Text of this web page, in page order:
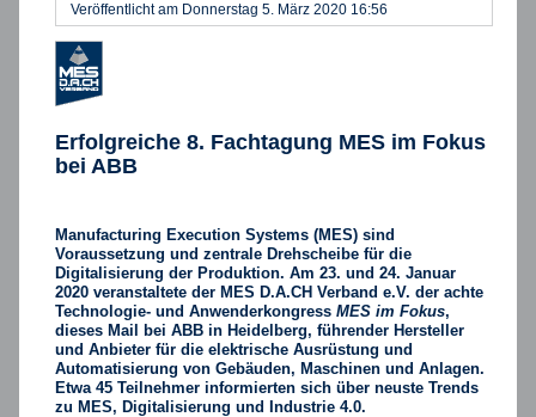
Veröffentlicht am Donnerstag 5. März 2020 16:56
Erfolgreiche 8. Fachtagung MES im Fokus
bei ABB
Manufacturing Execution Systems (MES) sind
Voraussetzung und zentrale Drehscheibe für die
Digitalisierung der Produktion. Am 23. und 24. Januar
2020 veranstaltete der MES D.A.CH Verband e.V. der achte
Technologie- und Anwenderkongress MES im Fokus,
dieses Mail bei ABB in Heidelberg, führender Hersteller
und Anbieter für die elektrische Ausrüstung und
Automatisierung von Gebäuden, Maschinen und Anlagen.
Etwa 45 Teilnehmer informierten sich über neuste Trends
zu MES, Digitalisierung und Industrie 4.0.